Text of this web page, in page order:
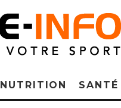
NUTRITION SANTÉ